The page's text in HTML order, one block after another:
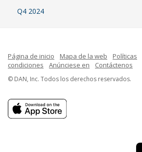
Q4 2024
Página de inicio Mapa de la web Políticas
condiciones
Anúnciese en Contáctenos
© DAN, Inc. Todos los derechos reservados.